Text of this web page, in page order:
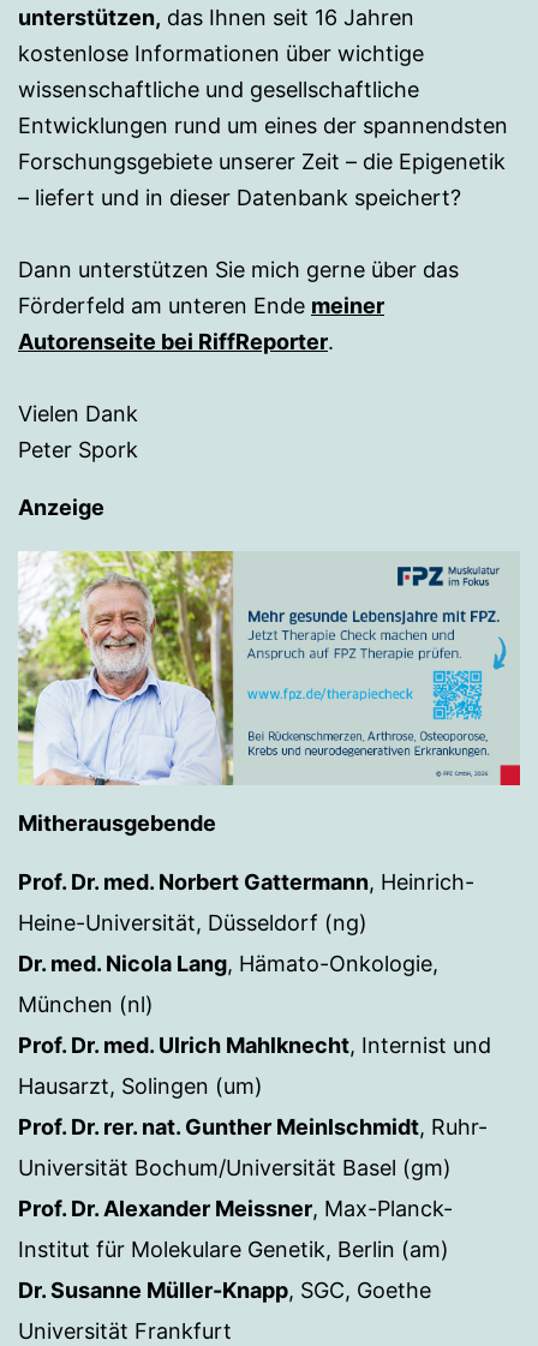
unterstützen, das Ihnen seit 16 Jahren
kostenlose Informationen über wichtige
wissenschaftliche und gesellschaftliche
Entwicklungen rund um eines der spannendsten
Forschungsgebiete unserer Zeit – die Epigenetik
– liefert und in dieser Datenbank speichert?
Dann unterstützen Sie mich gerne über das
Förderfeld am unteren Ende meiner
Autorenseite bei RiffReporter.
Vielen Dank
Peter Spork
Anzeige
Mitherausgebende
Prof. Dr. med. Norbert Gattermann, Heinrich-
Heine-Universität, Düsseldorf (ng)
Dr. med. Nicola Lang, Hämato-Onkologie,
München (nl)
Prof. Dr. med. Ulrich Mahlknecht, Internist und
Hausarzt, Solingen (um)
Prof. Dr. rer. nat. Gunther Meinlschmidt, Ruhr-
Universität Bochum/Universität Basel (gm)
Prof. Dr. Alexander Meissner, Max-Planck-
Institut für Molekulare Genetik, Berlin (am)
Dr. Susanne Müller-Knapp, SGC, Goethe
Universität Frankfurt